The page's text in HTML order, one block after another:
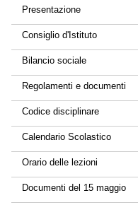
Presentazione
Consiglio d'Istituto
Bilancio sociale
Regolamenti e documenti
Codice disciplinare
Calendario Scolastico
Orario delle lezioni
Documenti del 15 maggio